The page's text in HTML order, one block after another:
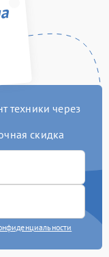
техники через
скидка